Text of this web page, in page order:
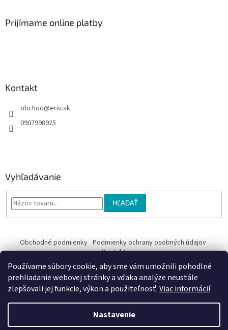
Používame súbory cookie, aby sme vám umožnili pohodlné
prehliadanie webovej stránky a vďaka analýze neustále
zlepšovali jej funkcie, výkon a použiteľnosť.Viac informácií
Nastavenie
Prijímame online platby
Kontakt
obchod@eriv.sk
0907998925
Vyhľadávanie
HĽADAŤ
Obchodné podmienky Podmienky ochrany osobných údajov
Kontakty
Obchodné podmienky
Vytvoril Shoptet